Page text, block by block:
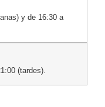
y de 16:30 a
(tardes).